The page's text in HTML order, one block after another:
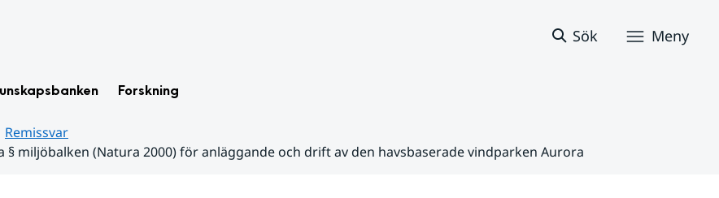
Sök Meny
Forskning
Remissvar
miljöbalken (Natura 2000) för anläggande och drift av den havsbaserade vindparken Aurora